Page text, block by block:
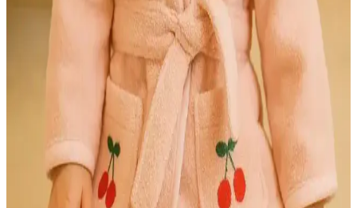
Yumuşak dokusu ve şık tasarımıyla öne çıkan Chakra Chic kadın
bornoz Ekru, yüksek kalite, rahatlık ve estetiği bir arada sunar,
günlük kullanım için ideal bir tercih.
Kadınlar İçin Konforlu ve Şık Bornoz Modelleri:
Günlük Kullanım İçin En İyi Seçenekler
Kadınlar için tasarlanan hafif, emici ve şık bornoz modelleri, günlük
rahatlık ve doğal görünüm sağlar. Malzeme ve tasarım detaylarıyla
öne çıkan seçenekler, evde konforu artırır.
Bebek Odası Dekorasyonunda Sık Bornoz Seçimi ve
Uygunluk İpuçları